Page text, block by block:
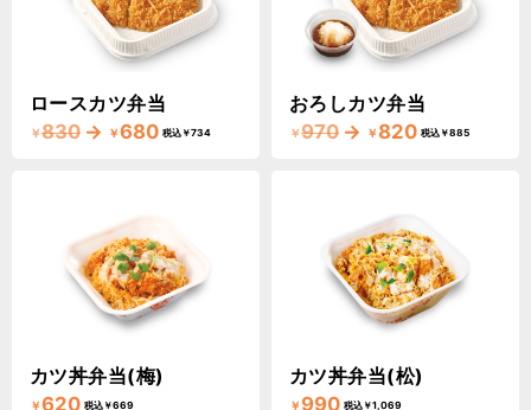
ロースカツ弁当
￥830 → ￥680 税込￥734
おろしカツ弁当
￥970 → ￥820 税込￥885
カツ丼弁当(梅)
￥620 税込￥669
カツ丼弁当(松)
￥ 990 税込￥1,069